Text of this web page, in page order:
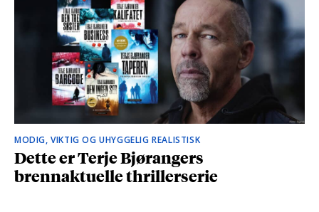
MODIG, VIKTIG OG UHYGGELIG REALISTISK
Dette er Terje Bjørangers
brennaktuelle thrillerserie